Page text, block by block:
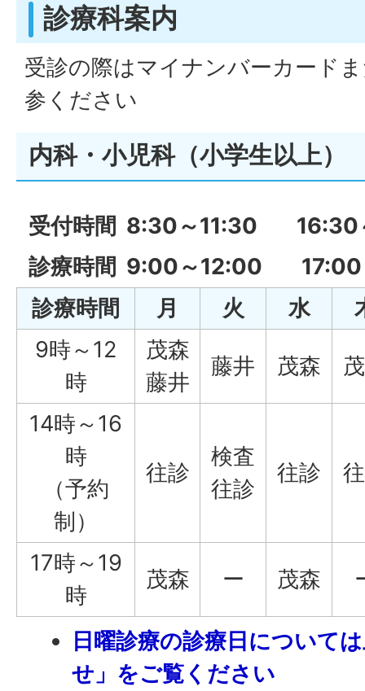
診療科案内
受診の際はマイナンバーカード
参ください
内科・小児科（小学生以上）
受付時間 8:30～11:30 16:30
診療時間 9:00～12:00 17:00
診療時間
月 火 水
9時～12
時
茂森
藤井
藤井 茂森
14時～16
時
（予約
制）
往診
検査
往診
往診
17時～19
時
茂森 ー 茂森
日曜診療の診療日について
せ」をご覧ください​